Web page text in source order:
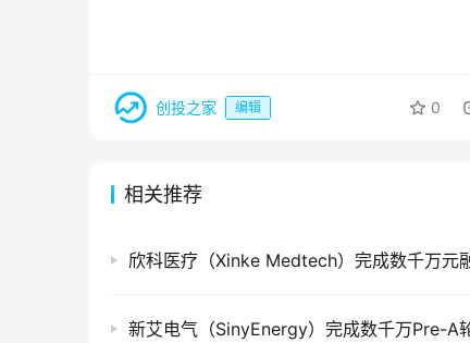
创投之家 编辑 0
相关推荐
欣科医疗（Xinke Medtech）完成数千万元
新艾电气（SinyEnergy）完成数千万Pre-A